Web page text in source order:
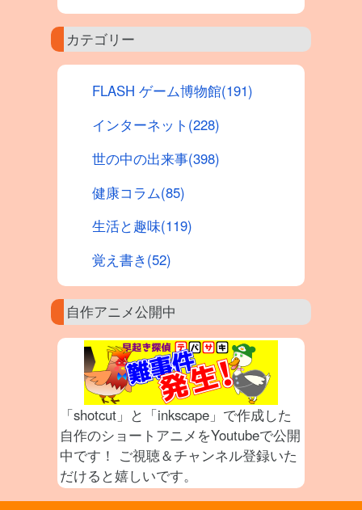
カテゴリー
FLASH ゲーム博物館(191)
インターネット(228)
世の中の出来事(398)
健康コラム(85)
生活と趣味(119)
覚え書き(52)
自作アニメ公開中
「shotcut」と「inkscape」で作成した
自作のショートアニメをYoutubeで公開
中です！ ご視聴＆チャンネル登録いた
だけると嬉しいです。